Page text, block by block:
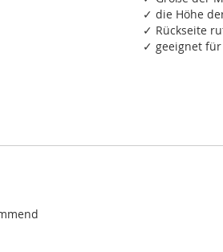
✓ die Höhe
✓ Rückseite
✓ geeignet